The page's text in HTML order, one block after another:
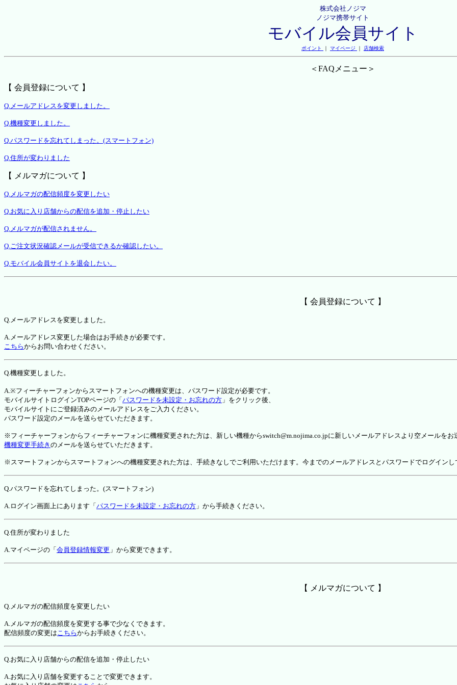
株式会社ノジマ
ノジマ携帯サイト
モバイル会員サイト
ポイント ｜ マイページ ｜ 店舗検索
＜FAQメニュー＞
【 会員登録について 】
Q.メールアドレスを変更しました。
Q.機種変更しました。
Q.パスワードを忘れてしまった。(スマートフォン)
Q.住所が変わりました
【 メルマガについて 】
Q.メルマガの配信頻度を変更したい
Q.お気に入り店舗からの配信を追加・停止したい
Q.メルマガが配信されません。
Q.ご注文状況確認メールが受信できるか確認したい。
Q.モバイル会員サイトを退会したい。
【 会員登録について 】
Q.メールアドレスを変更しました。
A.メールアドレス変更した場合はお手続きが必要です。
こちらからお問い合わせください。
Q.機種変更しました。
A.※フィーチャーフォンからスマートフォンへの機種変更は、パスワード設定が必要です。
モバイルサイトログインTOPページの「 パスワードを未設定・お忘れの方 」をクリック後、
モバイルサイトにご登録済みのメールアドレスをご入力ください。
パスワード設定のメールを送らせていただきます。
※フィーチャーフォンからフィーチャーフォンに機種変更された方は、新しい機種からswitch@m.nojima.co.jpに新しいメールアドレスより空メールをお
機種変更手続き のメールを送らせていただきます。
※スマートフォンからスマートフォンへの機種変更された方は、手続きなしでご利用いただけます。今までのメールアドレスとパスワードでログインし
Q.パスワードを忘れてしまった。(スマートフォン)
A.ログイン画面上にあります「 パスワードを未設定・お忘れの方 」から手続きください。
Q.住所が変わりました
A.マイページの「 会員登録情報変更 」から変更できます。
【 メルマガについて 】
Q.メルマガの配信頻度を変更したい
A.メルマガの配信頻度を変更する事で少なくできます。
配信頻度の変更はこちらからお手続きください。
Q.お気に入り店舗からの配信を追加・停止したい
A.お気に入り店舗を変更することで変更できます。